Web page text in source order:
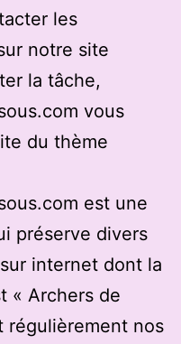
les
notre site
la tâche,
vous
du thème
est une
préserve divers
internet dont la
« Archers de
régulièrement nos